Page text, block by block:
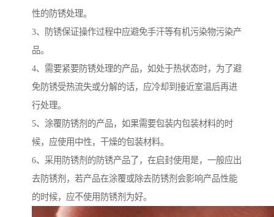
性的防锈处理。
3、防锈保证操作过程中应避免手汗等有机污染物污染产
品。
4、需要紧要防锈处理的产品，如处于热状态时，为了避
免防锈受热流失或分解的话，应冷却到接近室温后再进
行处理。
5、涂覆防锈剂的产品，如果需要包装内包装材料的时
候，应使用中性，干燥的包装材料。
6、采用防锈剂的防锈产品了，在启封使用是，一般应出
去防锈剂，若产品在涂覆或除去防锈剂会影响产品性能
的时候，应不使用防锈剂为好。